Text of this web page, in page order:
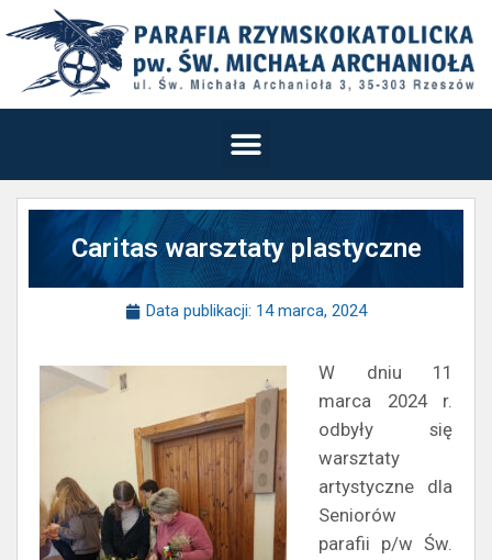
Caritas warsztaty plastyczne
Data publikacji: 14 marca, 2024
W dniu 11
marca 2024 r.
odbyły się
warsztaty
artystyczne dla
Seniorów
parafii p/w Św.